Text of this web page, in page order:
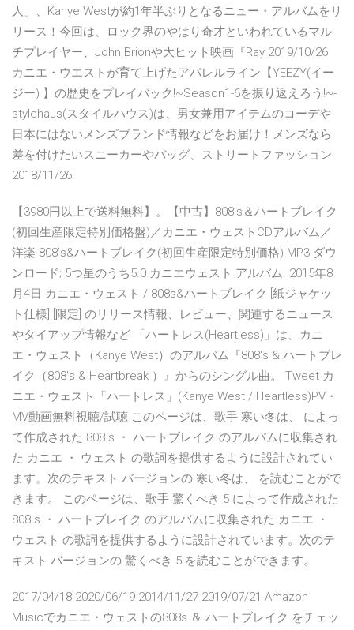
人」、Kanye Westが約1年半ぶりとなるニュー・アルバムをリ
リース！今回は、ロック界のやはり奇才といわれているマル
チプレイヤー、John Brionや大ヒット映画『Ray 2019/10/26
カニエ・ウエストが育て上げたアパレルライン【YEEZY(イー
ジー) 】の歴史をプレイバック!~Season1-6を振り返えろう!~-
stylehaus(スタイルハウス)は、男女兼用アイテムのコーデや
日本にはないメンズブランド情報などをお届け！メンズなら
差を付けたいスニーカーやバッグ、ストリートファッション
2018/11/26
【3980円以上で送料無料】。【中古】808’s＆ハートブレイク
(初回生産限定特別価格盤)／カニエ・ウェストCDアルバム／
洋楽 808’s&ハートブレイク(初回生産限定特別価格) MP3 ダウ
ンロード; 5つ星のうち5.0 カニエウェスト アルバム. 2015年8
月4日 カニエ・ウェスト / 808s&ハートブレイク [紙ジャケッ
ト仕様] [限定] のリリース情報、レビュー、関連するニュース
やタイアップ情報など 「ハートレス(Heartless)」は、カニ
エ・ウェスト（Kanye West）のアルバム『808's & ハートブレ
イク（808's & Heartbreak ）』からのシングル曲。 Tweet カ
ニエ・ウェスト「ハートレス」(Kanye West / Heartless)PV・
MV動画無料視聴/試聴 このページは、歌手 寒い冬は、 によっ
て作成された 808 s ・ ハートブレイク のアルバムに収集され
た カニエ ・ ウェスト の歌詞を提供するように設計されてい
ます。次のテキスト バージョンの 寒い冬は、 を読むことがで
きます。 このページは、歌手 驚くべき 5 によって作成された
808 s ・ ハートブレイク のアルバムに収集された カニエ ・
ウェスト の歌詞を提供するように設計されています。次のテ
キスト バージョンの 驚くべき 5 を読むことができます。
2017/04/18 2020/06/19 2014/11/27 2019/07/21 Amazon
Musicでカニエ・ウェストの808s ＆ ハートブレイク をチェッ